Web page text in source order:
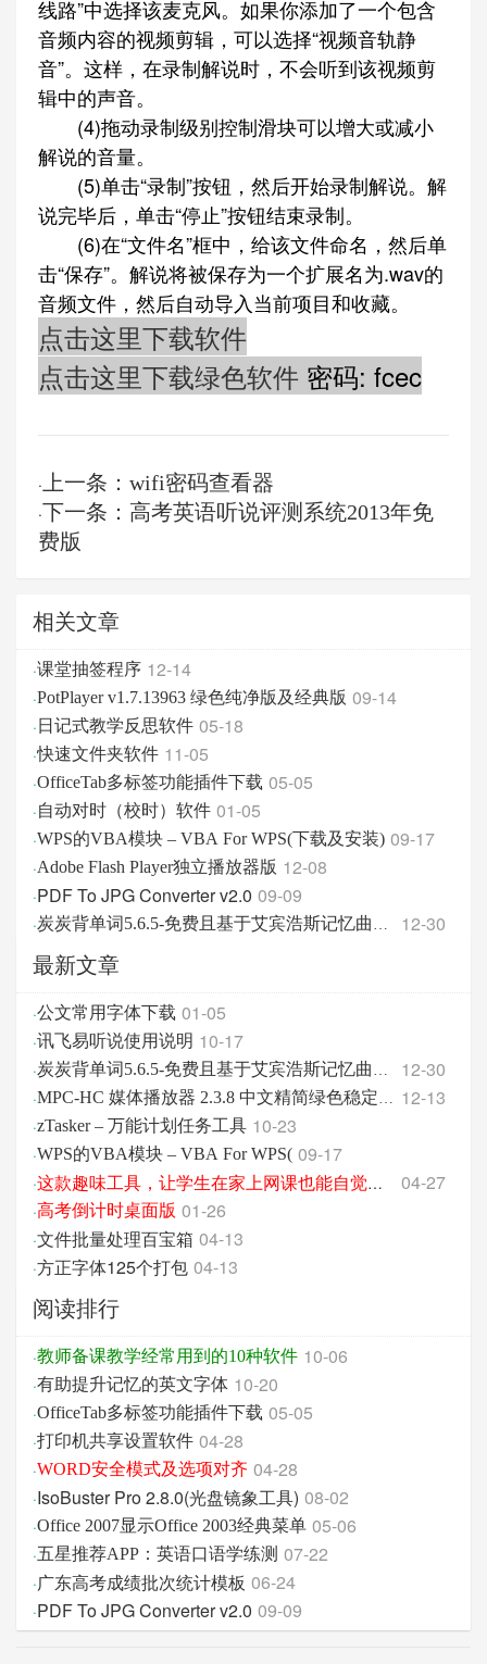
线路”中选择该麦克风。如果你添加了一个包含
音频内容的视频剪辑，可以选择“视频音轨静
音”。这样，在录制解说时，不会听到该视频剪
辑中的声音。
(4)拖动录制级别控制滑块可以增大或减小
解说的音量。
(5)单击“录制”按钮，然后开始录制解说。解
说完毕后，单击“停止”按钮结束录制。
(6)在“文件名”框中，给该文件命名，然后单
击“保存”。解说将被保存为一个扩展名为.wav的
音频文件，然后自动导入当前项目和收藏。
点击这里下载软件
点击这里下载绿色软件 密码: fcec
· 上一条：wifi密码查看器
·下一条：高考英语听说评测系统2013年免
费版
相关文章
·课堂抽签程序 12-14
·PotPlayer v1.7.13963 绿色纯净版及经典版 09-14
· 日记式教学反思软件 05-18
·快速文件夹软件 11-05
·OfficeTab多标签功能插件下载 05-05
·自动对时（校时）软件 01-05
·WPS的VBA模块 – VBA For WPS(下载及安装) 09-17
·Adobe Flash Player独立播放器版 12-08
·PDF To JPG Converter v2.0 09-09
· 炭炭背单词5.6.5-免费且基于艾宾浩斯记忆曲线的高效背单词 12-30
最新文章
·公文常用字体下载 01-05
·讯飞易听说使用说明 10-17
· 炭炭背单词5.6.5-免费且基于艾宾浩斯记忆曲线的高效 12-30
· MPC-HC 媒体播放器 2.3.8 中文精简绿色稳定版 12-13
·zTasker – 万能计划任务工具 10-23
·WPS的VBA模块 – VBA For WPS( 09-17
· 这款趣味工具，让学生在家上网课也能自觉记单词 04-27
·高考倒计时桌面版 01-26
·文件批量处理百宝箱 04-13
·方正字体125个打包 04-13
阅读排行
·教师备课教学经常用到的10种软件 10-06
·有助提升记忆的英文字体 10-20
·OfficeTab多标签功能插件下载 05-05
·打印机共享设置软件 04-28
·WORD安全模式及选项对齐 04-28
·IsoBuster Pro 2.8.0(光盘镜象工具) 08-02
·Office 2007显示Office 2003经典菜单 05-06
·五星推荐APP：英语口语学练测 07-22
·广东高考成绩批次统计模板 06-24
·PDF To JPG Converter v2.0 09-09